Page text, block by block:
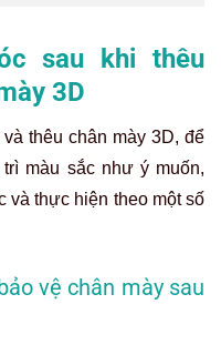
sau khi thêu
3D
thêu chân mày 3D, để
màu sắc như ý muốn,
và thực hiện theo một số
vệ chân mày sau